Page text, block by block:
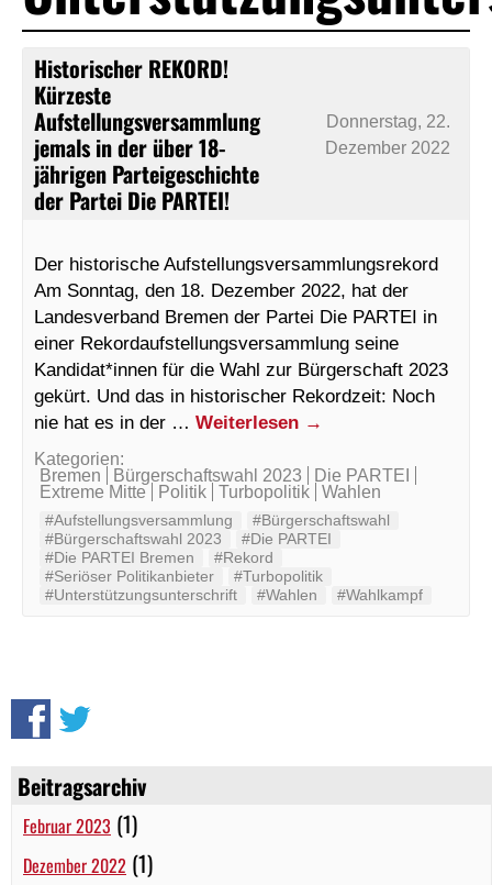
Beitragsarchiv
Februar 2023 (1)
Dezember 2022 (1)
Historischer REKORD!
Kürzeste
Aufstellungsversammlung
jemals in der über 18-
jährigen Parteigeschichte
der Partei Die PARTEI!
Donnerstag, 22.
Dezember 2022
Der historische Aufstellungsversammlungsrekord
Am Sonntag, den 18. Dezember 2022, hat der
Landesverband Bremen der Partei Die PARTEI in
einer Rekordaufstellungsversammlung seine
Kandidat*innen für die Wahl zur Bürgerschaft 2023
gekürt. Und das in historischer Rekordzeit: Noch
nie hat es in der … Weiterlesen →
Kategorien:
Bremen
Bürgerschaftswahl 2023
Die PARTEI
Extreme Mitte
Politik Turbopolitik Wahlen
#Aufstellungsversammlung
#Bürgerschaftswahl
#Bürgerschaftswahl 2023
#Die PARTEI
#Die PARTEI Bremen
#Rekord
#Seriöser Politikanbieter
#Turbopolitik
#Unterstützungsunterschrift
#Wahlen #Wahlkampf